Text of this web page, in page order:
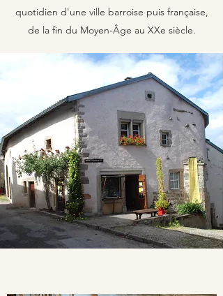
quotidien d'une ville barroise puis française,
de la fin du Moyen-Âge au XXe siècle.